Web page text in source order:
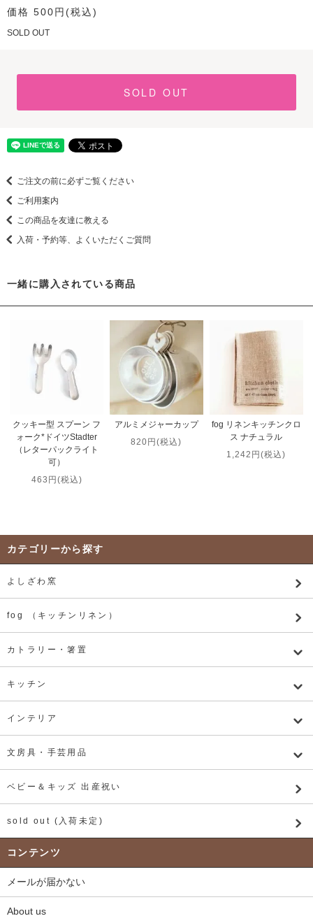
価格 500円(税込)
SOLD OUT
SOLD OUT
ご注文の前に必ずご覧ください
ご利用案内
この商品を友達に教える
入荷・予約等、よくいただくご質問
一緒に購入されている商品
クッキー型 スプーン フ
ォーク*ドイツStadter
（レターパックライト
可）
463円(税込)
アルミメジャーカップ
820円(税込)
fog リネンキッチンクロ
ス ナチュラル
1,242円(税込)
カテゴリーから探す
よしざわ窯
fog （キッチンリネン）
カトラリー・箸置
キッチン
インテリア
文房具・手芸用品
ベビー＆キッズ 出産祝い
sold out (入荷未定)
コンテンツ
メールが届かない
About us